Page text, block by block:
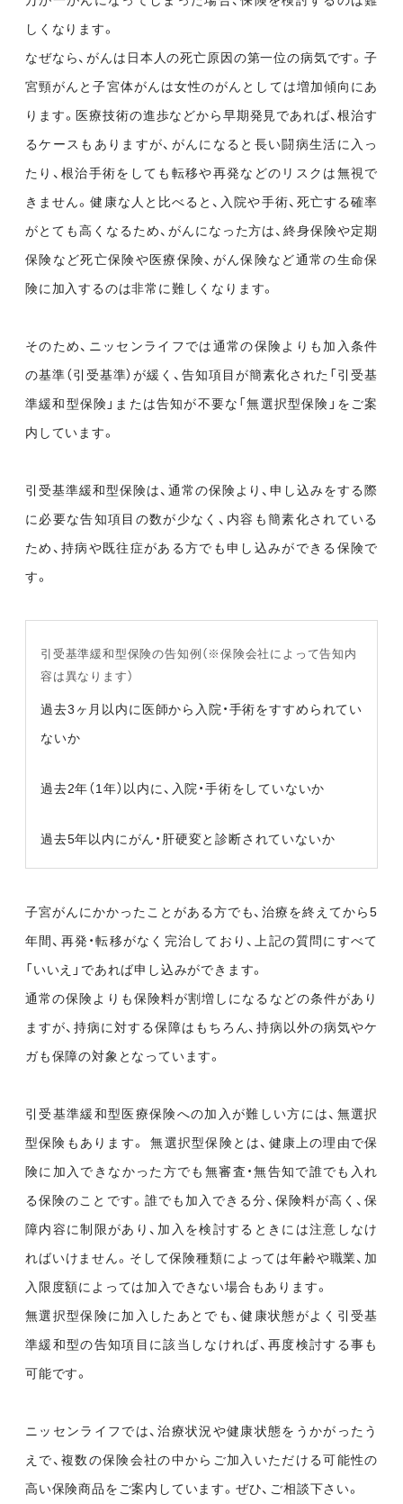
しくなります。
なぜなら、がんは日本人の死亡原因の第一位の病気です。子
宮頸がんと子宮体がんは女性のがんとしては増加傾向にあ
ります。医療技術の進歩などから早期発見であれば、根治す
るケースもありますが、がんになると長い闘病生活に入っ
たり、根治手術をしても転移や再発などのリスクは無視で
きません。健康な人と比べると、入院や手術、死亡する確率
がとても高くなるため、がんになった方は、終身保険や定期
保険など死亡保険や医療保険、がん保険など通常の生命保
険に加入するのは非常に難しくなります。
そのため、ニッセンライフでは通常の保険よりも加入条件
の基準（引受基準）が緩く、告知項目が簡素化された「引受基
準緩和型保険」または告知が不要な「無選択型保険」をご案
内しています。
引受基準緩和型保険は、通常の保険より、申し込みをする際
に必要な告知項目の数が少なく、内容も簡素化されている
ため、持病や既往症がある方でも申し込みができる保険で
す。
引受基準緩和型保険の告知例（※保険会社によって告知内
容は異なります）
過去3ヶ月以内に医師から入院・手術をすすめられてい
ないか
過去2年（1年）以内に、入院・手術をしていないか
過去5年以内にがん・肝硬変と診断されていないか
子宮がんにかかったことがある方でも、治療を終えてから5
年間、再発・転移がなく完治しており、上記の質問にすべて
「いいえ」であれば申し込みができます。
通常の保険よりも保険料が割増しになるなどの条件があり
ますが、持病に対する保障はもちろん、持病以外の病気やケ
ガも保障の対象となっています。
引受基準緩和型医療保険への加入が難しい方には、無選択
型保険もあります。 無選択型保険とは、健康上の理由で保
険に加入できなかった方でも無審査・無告知で誰でも入れ
る保険のことです。誰でも加入できる分、保険料が高く、保
障内容に制限があり、加入を検討するときには注意しなけ
ればいけません。そして保険種類によっては年齢や職業、加
入限度額によっては加入できない場合もあります。
無選択型保険に加入したあとでも、健康状態がよく引受基
準緩和型の告知項目に該当しなければ、再度検討する事も
可能です。
ニッセンライフでは、治療状況や健康状態をうかがったう
えで、複数の保険会社の中からご加入いただける可能性の
高い保険商品をご案内しています。ぜひ、ご相談下さい。